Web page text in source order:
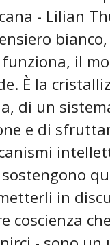
- Lilian
bianco,
il
È la
di un
e di
in
coscienza